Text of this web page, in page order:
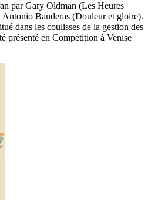
par Gary Oldman (Les Heures
Banderas (Douleur et gloire).
dans les coulisses de la gestion des
présenté en Compétition à Venise